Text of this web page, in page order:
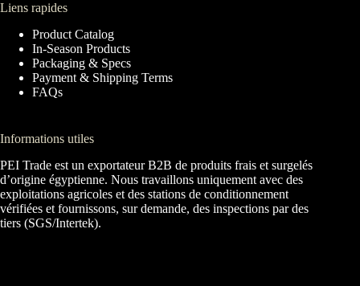
Liens rapides
Product Catalog
In-Season Products
Packaging & Specs
Payment & Shipping Terms
FAQs
Informations utiles
PEI Trade est un exportateur B2B de produits frais et surgelés
d’origine égyptienne. Nous travaillons uniquement avec des
exploitations agricoles et des stations de conditionnement
vérifiées et fournissons, sur demande, des inspections par des
tiers (SGS/Intertek).